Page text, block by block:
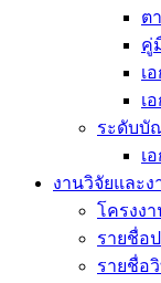
ต
คู่
เ
เ
ระดับบั
เ
งานวิจัยและ
โครงง
รายชื่อ
รายชื่อ